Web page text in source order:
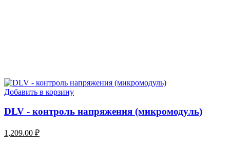
Добавить в корзину
DLV - контроль напряжения (микромодуль)
1,209.00 ₽